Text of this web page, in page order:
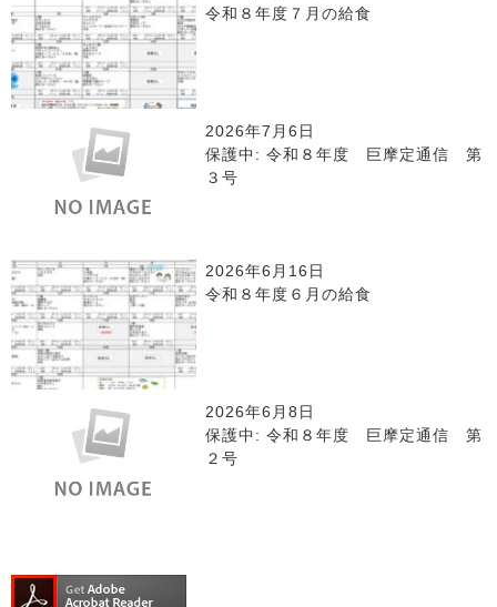
令和８年度７月の給食
2026年7月6日
保護中: 令和８年度 巨摩定通信 第
３号
2026年6月16日
令和８年度６月の給食
2026年6月8日
保護中: 令和８年度 巨摩定通信 第
２号